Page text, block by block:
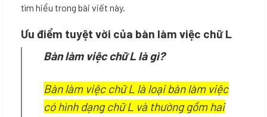
tìm hiểu trong bài viết này.
Ưu điểm tuyệt vời của bàn làm việc chữ L
Bàn làm việc chữ L là gì?
Bàn làm việc chữ L là loại bàn làm việc
có hình dạng chữ L và thường gồm hai